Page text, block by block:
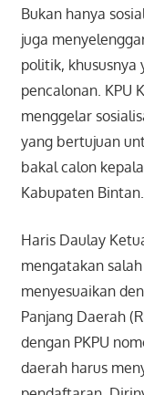
Bukan hanya
juga
politik,
pencalonan. KPU
menggelar
yang bertujuan
bakal calon
Kabupaten Bintan.
Haris Daulay
mengatakan
menyesuaikan
Panjang Daerah
dengan PKPU
daerah harus